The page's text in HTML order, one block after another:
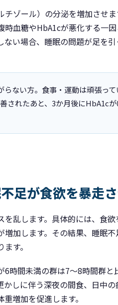
ゾール）の分泌を増加させ
血糖やHbA1cが悪化する一
い場合、睡眠の問題が足を
らない方。食事・運動は頑張っ
されたあと、3か月後にHbA1c
足が食欲を暴走
乱します。具体的には、食
加します。その結果、睡眠
す。
時間未満の群は7〜8時間群
しに伴う深夜の間食、日中
増加を促進します。